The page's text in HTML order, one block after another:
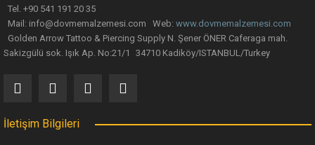
Gönder
Tel. +90 541 191 20 35
Mail: info@dovmemalzemesi.com Web: www.dovmemalzemesi.com
Golden Arrow Tattoo & Piercing Supply N. Şener ÖNER Caferaga mah.
Sakizgülü sok. Işık Ap. No:21/1 34710 Kadiköy/ISTANBUL/Turkey
İletişim Bilgileri